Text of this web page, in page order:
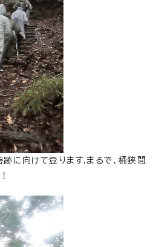
跡に向けて登ります.まるで、桶狭間